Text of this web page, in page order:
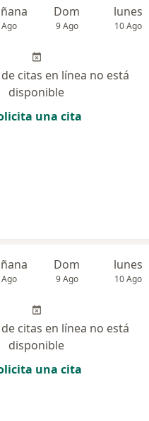
Dom
9 Ago
lunes
10 Ago
citas en línea no está
disponible
una cita
Dom
9 Ago
lunes
10 Ago
citas en línea no está
disponible
una cita